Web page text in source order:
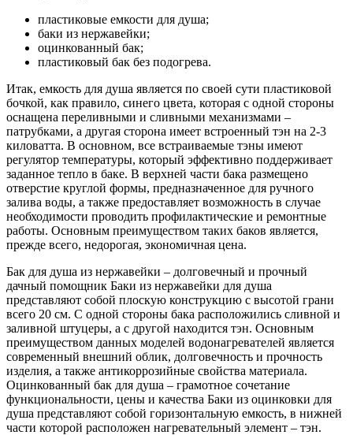
пластиковые емкости для душа;
баки из нержавейки;
оцинкованный бак;
пластиковый бак без подогрева.
Итак, емкость для душа является по своей сути пластиковой
бочкой, как правило, синего цвета, которая с одной стороны
оснащена переливными и сливными механизмами –
патрубками, а другая сторона имеет встроенный тэн на 2-3
киловатта. В основном, все встраиваемые тэны имеют
регулятор температуры, который эффективно поддерживает
заданное тепло в баке. В верхней части бака размещено
отверстие круглой формы, предназначенное для ручного
залива воды, а также предоставляет возможность в случае
необходимости проводить профилактические и ремонтные
работы. Основным преимуществом таких баков является,
прежде всего, недорогая, экономичная цена.
Бак для душа из нержавейки – долговечный и прочный
дачный помощник Баки из нержавейки для душа
представляют собой плоскую конструкцию с высотой грани
всего 20 см. С одной стороны бака расположились сливной и
заливной штуцеры, а с другой находится тэн. Основным
преимуществом данных моделей водонагревателей является
современный внешний облик, долговечность и прочность
изделия, а также антикоррозийные свойства материала.
Оцинкованный бак для душа – грамотное сочетание
функциональности, цены и качества Баки из оцинковки для
душа представляют собой горизонтальную емкость, в нижней
части которой расположен нагревательный элемент – тэн.